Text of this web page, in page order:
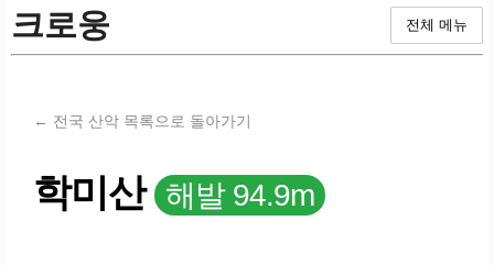
크로웅 전체 메뉴
← 전국 산악 목록으로 돌아가기
학미산 해발 94.9m